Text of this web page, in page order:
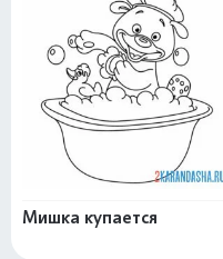
Мишка купается